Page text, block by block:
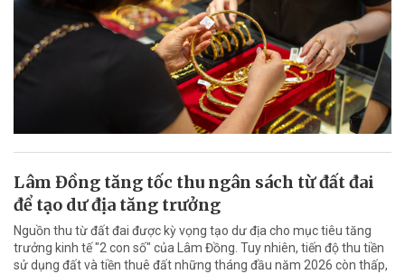
Lâm Đồng tăng tốc thu ngân sách từ đất đai
để tạo dư địa tăng trưởng
Nguồn thu từ đất đai được kỳ vọng tạo dư địa cho mục tiêu tăng
trưởng kinh tế "2 con số" của Lâm Đồng. Tuy nhiên, tiến độ thu tiền
sử dụng đất và tiền thuê đất những tháng đầu năm 2026 còn thấp,